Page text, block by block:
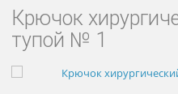
Крючок
тупой № 1